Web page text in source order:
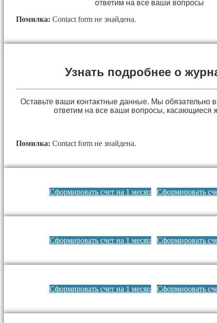
ответим на все ваши вопросы
Помилка: Contact form не знайдена.
Узнать подробнее о
Оставьте ваши контактные данные. Мы обязательно
ответим на все ваши вопросы, касающиеся
Помилка: Contact form не знайдена.
Сформировать счет на 1 месяц Сформировать
Сформировать счет на 1 месяц Сформировать
Сформировать счет на 1 месяц Сформировать